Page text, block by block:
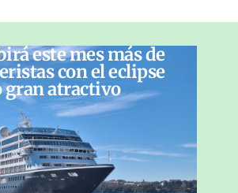
este mes más de
con el eclipse
gran atractivo